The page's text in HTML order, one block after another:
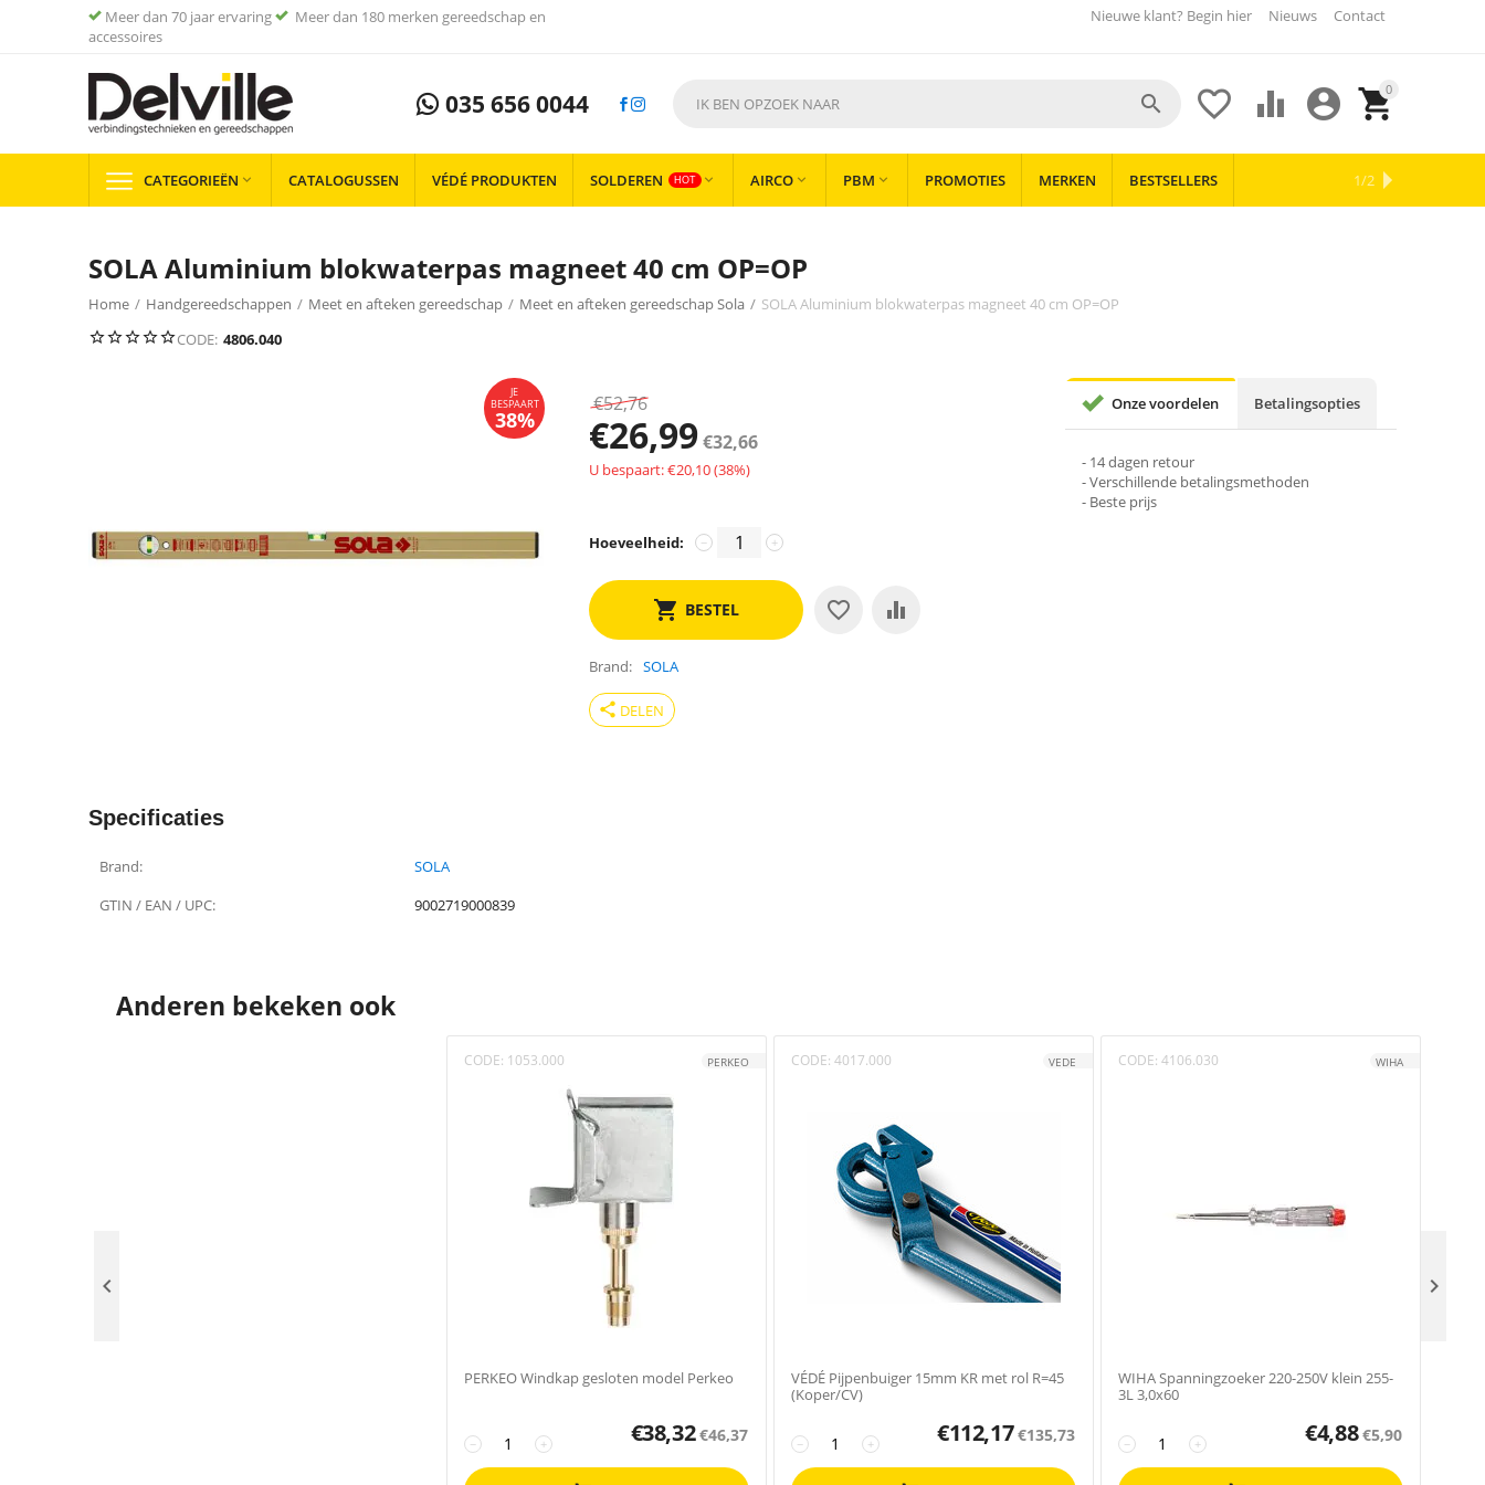
Meer dan 70 jaar ervaring
Meer dan 180 merken gereedschap en
accessoires
Nieuwe klant? Begin hier Nieuws Contact
035 656 0044 0


 

CATEGORIEËN  CATALOGUSSEN VÉDÉ PRODUKTEN SOLDEREN HOT  AIRCO  PBM  PROMOTIES MERKEN BESTSELLERS 1/2
SOLA Aluminium blokwaterpas magneet 40 cm OP=OP
Home / Handgereedschappen / Meet en afteken gereedschap / Meet en afteken gereedschap Sola / SOLA Aluminium blokwaterpas magneet 40 cm OP=OP
CODE: 4806.040
€52,76
€26,99€32,66
U bespaart: €20,10(38%)
Hoeveelheid: +
−
BESTEL
Brand SOLA
share DELEN
Onze voordelen Betalingsopties
- 14 dagen retour
- Verschillende betalingsmethoden
- Beste prijs
Specificaties
Brand:
SOLA
GTIN / EAN / UPC:
9002719000839
Anderen bekeken ook
CODE: 1053.000 PERKEO
PERKEO Windkap gesloten model Perkeo
+
− €38,32 €46,37
CODE: 4017.000 VEDE
VÉDÉ Pijpenbuiger 15mm KR met rol R=45
(Koper/CV)
+
− €112,17 €135,73
CODE: 4106.030 WIHA
WIHA Spanningzoeker 220-250V klein 255-
3L 3,0x60
+
− €4,88 €5,90
 